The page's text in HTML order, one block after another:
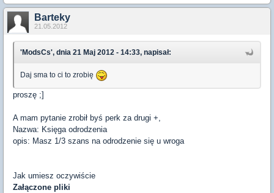
Barteky
21.05.2012
'ModsCs', dnia 21 Maj 2012 - 14:33, napisał:
Daj sma to ci to zrobię
proszę ;]
A mam pytanie zrobił byś perk za drugi +,
Nazwa: Księga odrodzenia
opis: Masz 1/3 szans na odrodzenie się u wroga
Jak umiesz oczywiście
Załączone pliki